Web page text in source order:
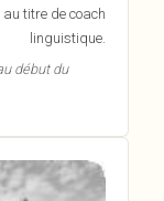
au titre de coach
linguistique.
début du